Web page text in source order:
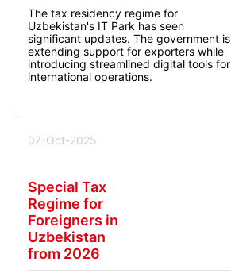
The tax residency regime for
Uzbekistan's IT Park has seen
significant updates. The government is
extending support for exporters while
introducing streamlined digital tools for
international operations.
07-Oct-2025
Special Tax
Regime for
Foreigners in
Uzbekistan
from 2026